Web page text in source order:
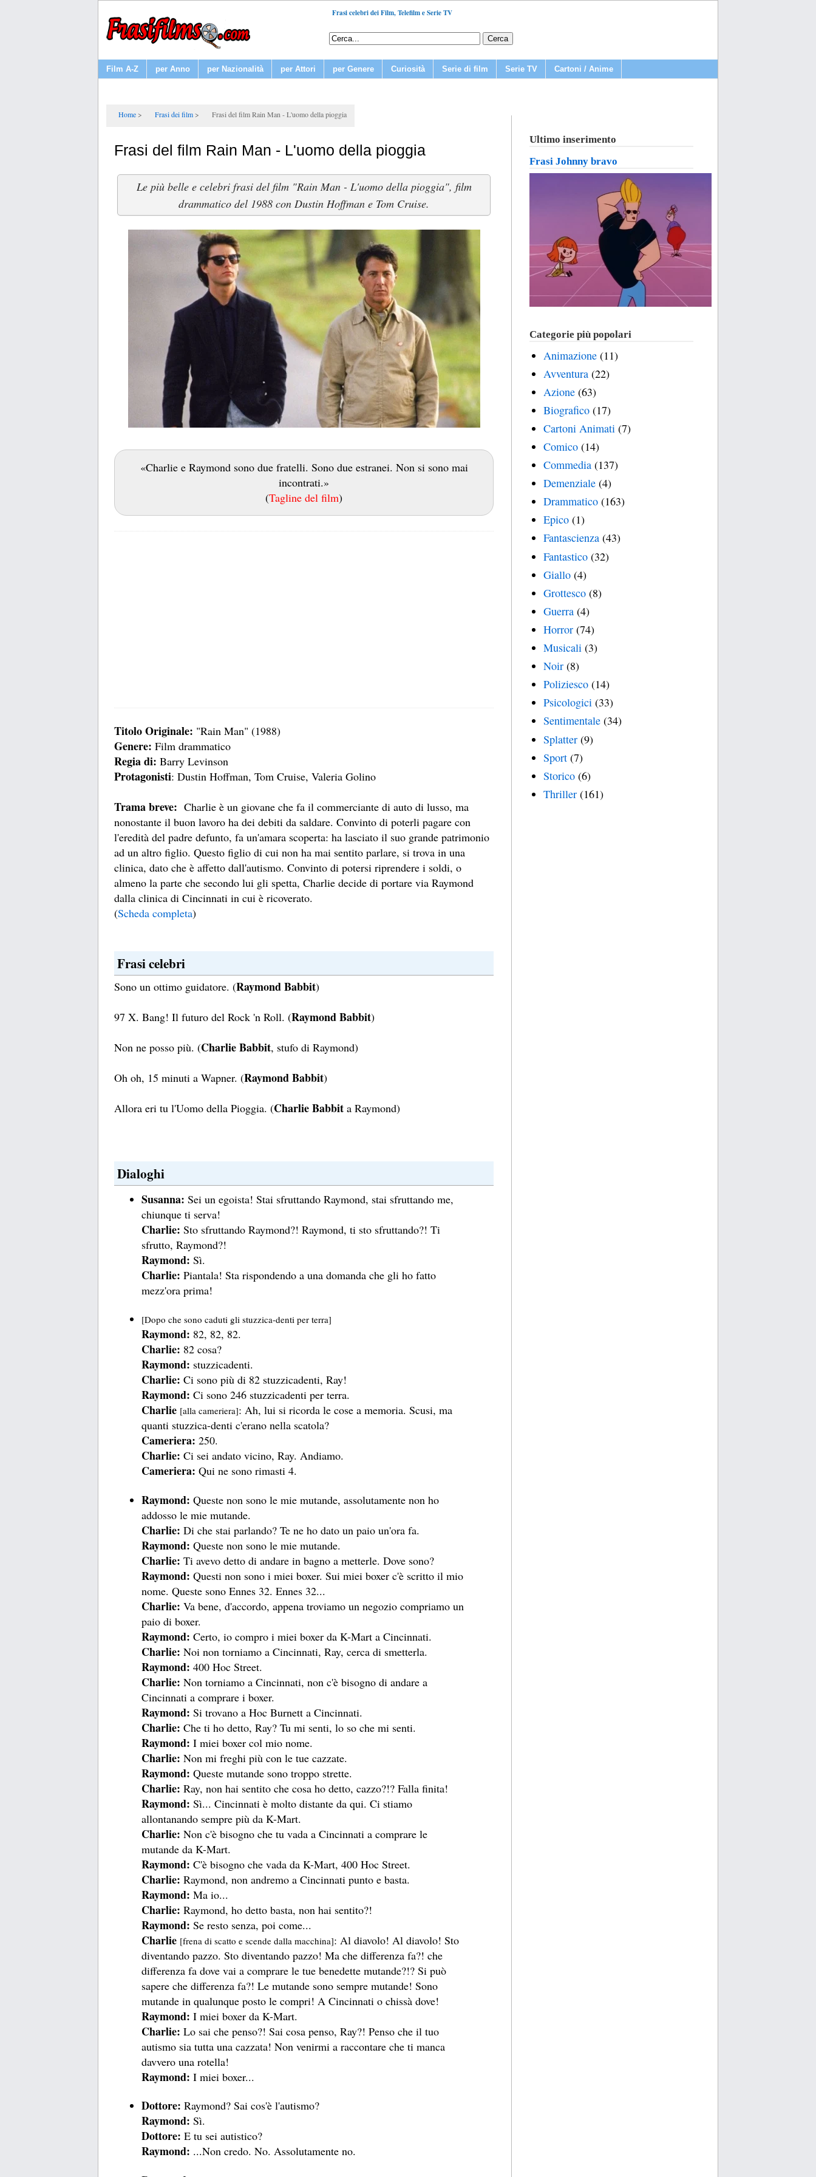
Frasi celebri dei Film, Telefilm e Serie TV
Film A-Z per Anno per Nazionalità per Attori per Genere Curiosità Serie di film Serie TV Cartoni / Anime
Home Frasi dei film Frasi del film Rain Man - L'uomo della pioggia
Frasi del film Rain Man - L'uomo della pioggia
Le più belle e celebri frasi del film "Rain Man - L'uomo della pioggia", film
drammatico del 1988 con Dustin Hoffman e Tom Cruise.
«Charlie e Raymond sono due fratelli. Sono due estranei. Non si sono mai
incontrati.»
(Tagline del film)
Titolo Originale: "Rain Man" (1988)
Genere: Film drammatico
Regia di: Barry Levinson
Protagonisti: Dustin Hoffman, Tom Cruise, Valeria Golino
Trama breve: Charlie è un giovane che fa il commerciante di auto di lusso, ma
nonostante il buon lavoro ha dei debiti da saldare. Convinto di poterli pagare con
l'eredità del padre defunto, fa un'amara scoperta: ha lasciato il suo grande patrimonio
ad un altro figlio. Questo figlio di cui non ha mai sentito parlare, si trova in una
clinica, dato che è affetto dall'autismo. Convinto di potersi riprendere i soldi, o
almeno la parte che secondo lui gli spetta, Charlie decide di portare via Raymond
dalla clinica di Cincinnati in cui è ricoverato.
(Scheda completa)
Frasi celebri
Sono un ottimo guidatore. (Raymond Babbit)
97 X. Bang! Il futuro del Rock 'n Roll. (Raymond Babbit)
Non ne posso più. (Charlie Babbit, stufo di Raymond)
Oh oh, 15 minuti a Wapner. (Raymond Babbit)
Allora eri tu l'Uomo della Pioggia. (Charlie Babbit a Raymond)
Dialoghi
Susanna: Sei un egoista! Stai sfruttando Raymond, stai sfruttando me,
chiunque ti serva!
Charlie: Sto sfruttando Raymond?! Raymond, ti sto sfruttando?! Ti
sfrutto, Raymond?!
Raymond: Sì.
Charlie: Piantala! Sta rispondendo a una domanda che gli ho fatto
mezz'ora prima!
[Dopo che sono caduti gli stuzzica-denti per terra]
Raymond: 82, 82, 82.
Charlie: 82 cosa?
Raymond: stuzzicadenti.
Charlie: Ci sono più di 82 stuzzicadenti, Ray!
Raymond: Ci sono 246 stuzzicadenti per terra.
Charlie [alla cameriera]: Ah, lui si ricorda le cose a memoria. Scusi, ma
quanti stuzzica-denti c'erano nella scatola?
Cameriera: 250.
Charlie: Ci sei andato vicino, Ray. Andiamo.
Cameriera: Qui ne sono rimasti 4.
Raymond: Queste non sono le mie mutande, assolutamente non ho
addosso le mie mutande.
Charlie: Di che stai parlando? Te ne ho dato un paio un'ora fa.
Raymond: Queste non sono le mie mutande.
Charlie:Ti avevo detto di andare in bagno a metterle. Dove sono?
Raymond: Questi non sono i miei boxer. Sui miei boxer c'è scritto il mio
nome. Queste sono Ennes 32. Ennes 32...
Charlie:Va bene, d'accordo, appena troviamo un negozio compriamo un
paio di boxer.
Raymond: Certo, io compro i miei boxer da K-Mart a Cincinnati.
Charlie: Noi non torniamo a Cincinnati, Ray, cerca di smetterla.
Raymond: 400 Hoc Street.
Charlie: Non torniamo a Cincinnati, non c'è bisogno di andare a
Cincinnati a comprare i boxer.
Raymond:Si trovano a Hoc Burnett a Cincinnati.
Charlie:Che ti ho detto, Ray? Tu mi senti, lo so che mi senti.
Raymond:I miei boxer col mio nome.
Charlie: Non mi freghi più con le tue cazzate.
Raymond: Queste mutande sono troppo strette.
Charlie: Ray, non hai sentito che cosa ho detto, cazzo?!? Falla finita!
Raymond: Sì... Cincinnati è molto distante da qui. Ci stiamo
allontanando sempre più da K-Mart.
Charlie:Non c'è bisogno che tu vada a Cincinnati a comprare le
mutande da K-Mart.
Raymond:C'è bisogno che vada da K-Mart, 400 Hoc Street.
Charlie:Raymond, non andremo a Cincinnati punto e basta.
Raymond:Ma io...
Charlie:Raymond, ho detto basta, non hai sentito?!
Raymond:Se resto senza, poi come...
Charlie [frena di scatto e scende dalla macchina]: Al diavolo! Al diavolo! Sto
diventando pazzo. Sto diventando pazzo! Ma che differenza fa?! che
differenza fa dove vai a comprare le tue benedette mutande?!? Si può
sapere che differenza fa?! Le mutande sono sempre mutande! Sono
mutande in qualunque posto le compri! A Cincinnati o chissà dove!
Raymond: I miei boxer da K-Mart.
Charlie:Lo sai che penso?! Sai cosa penso, Ray?! Penso che il tuo
autismo sia tutta una cazzata! Non venirmi a raccontare che ti manca
davvero una rotella!
Raymond: I miei boxer...
Dottore: Raymond? Sai cos'è l'autismo?
Raymond: Sì.
Dottore:E tu sei autistico?
Raymond: ...Non credo. No. Assolutamente no.
Ultimo inserimento
Frasi Johnny bravo
Categorie più popolari
Animazione (11)
Avventura (22)
Azione (63)
Biografico (17)
Cartoni Animati (7)
Comico (14)
Commedia (137)
Demenziale (4)
Drammatico (163)
Epico (1)
Fantascienza (43)
Fantastico (32)
Giallo (4)
Grottesco (8)
Guerra (4)
Horror (74)
Musicali (3)
Noir (8)
Poliziesco (14)
Psicologici (33)
Sentimentale (34)
Splatter (9)
Sport (7)
Storico (6)
Thriller (161)